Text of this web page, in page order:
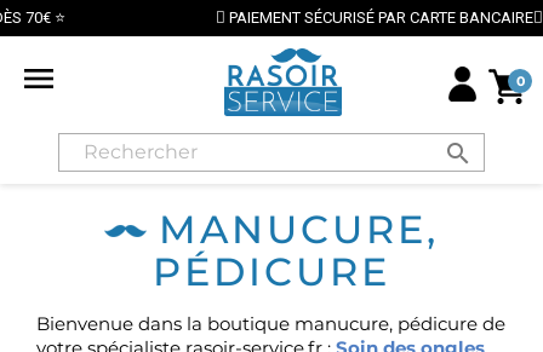
PAIEMENT SÉCURISÉ PAR CARTE BANCAIRE
 0
search
MANUCURE,
PÉDICURE
Bienvenue dans la boutique manucure, pédicure de